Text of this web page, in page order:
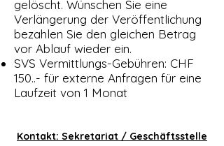
gelöscht. Wünschen Sie eine
Verlängerung der Veröffentlichung
bezahlen Sie den gleichen Betrag
vor Ablauf wieder ein.
SVS Vermittlungs-Gebühren: CHF
150..- für externe Anfragen für eine
Laufzeit von 1 Monat
Kontakt: Sekretariat / Geschäftsstelle